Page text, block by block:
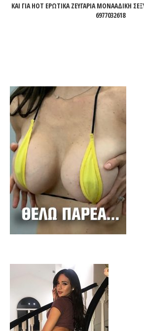
ΚΑΙ ΓΙΑ HOT ΕΡΩΤΙΚΑ ΖΕΥΓΑΡΙΑ ΜΟΝΑΑΔΙΚΗ
6977032618